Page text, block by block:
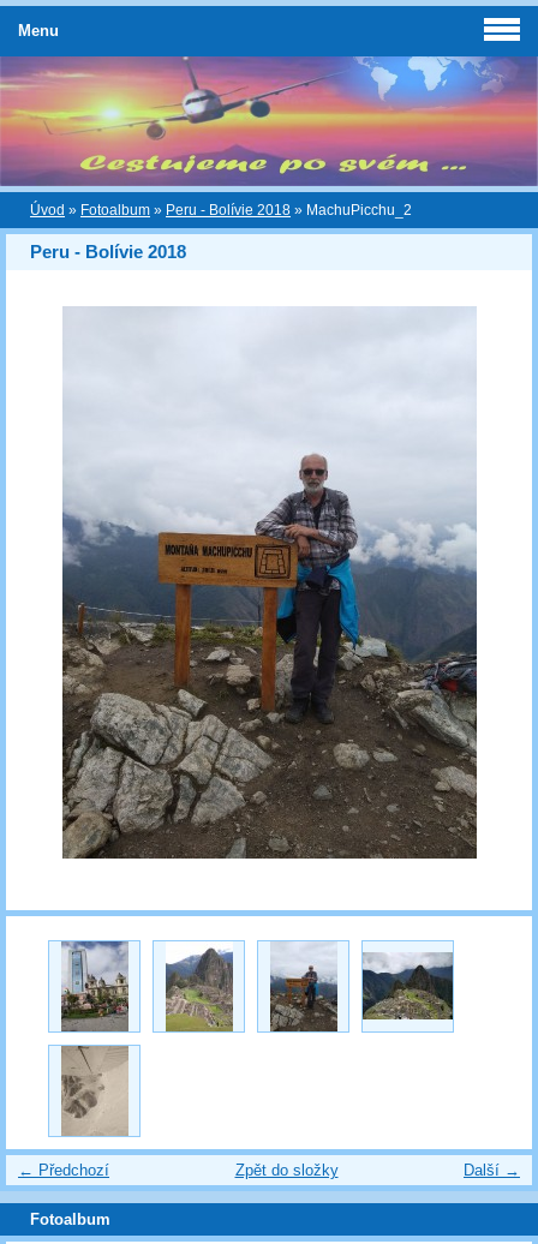
Úvod » Fotoalbum » Peru - Bolívie 2018 » MachuPicchu_2
Peru - Bolívie 2018
← Předchozí Další →
Zpět do složky
Menu
Fotoalbum